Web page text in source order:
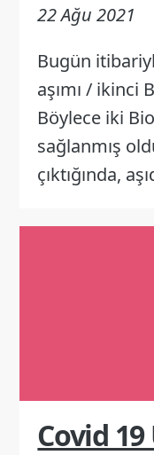
22 Ağu 2021
Bugün
aşımı / ikinci
Böylece iki
sağlanmış
çıktığında,
Covid 19